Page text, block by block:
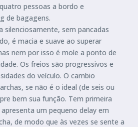
pessoas a bordo e
de bagagens.
silenciosamente, sem pancadas
é macia e suave ao superar
nem por isso é mole a ponto de
Os freios são progressivos e
do veículo. O cambio
se não é o ideal (de seis ou
bem sua função. Tem primeira
um pequeno delay em
de modo que às vezes se sente a